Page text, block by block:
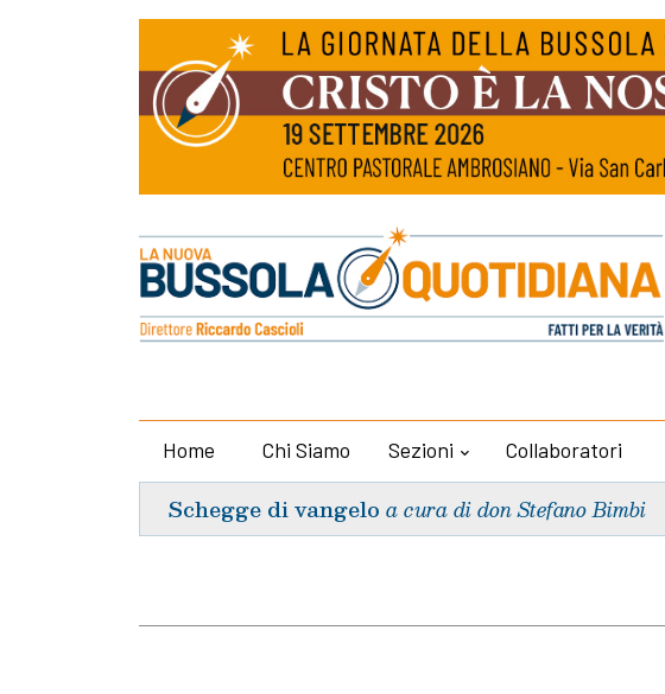
Home Chi Siamo Sezioni Collaboratori
Schegge di vangelo a cura di don Stefano Bimbi